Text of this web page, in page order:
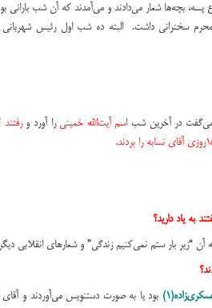
بچه‌ها شعار مي‌دادند و مي‌آمدند كه آن شب باراني بود
نسابه سال ۵۶ در شب‌هاي محرم سخنراني داشت. البته ده شب اول
مي‌گفت در آخرين شب اسم آيت‌الله خميني را آورد و
به ياد داريد؟
آن “زير بار ستم نمي‌كنيم زندگي” و شعارهاي انقلابي
بود يا به صورت دستنويس مي‌آوردند و